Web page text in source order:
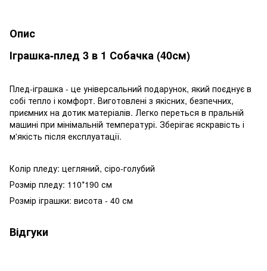
Опис
Іграшка-плед 3 в 1 Собачка (40см)
Плед-іграшка - це універсальний подарунок, який поєднує в
собі тепло і комфорт. Виготовлені з якісних, безпечних,
приємних на дотик матеріалів. Легко переться в пральній
машині при мінімальній температурі. Зберігає яскравість і
м'якість після експлуатації.
Колір пледу: цегляний, сіро-голубий
Розмір пледу: 110*190 см
Розмір іграшки: висота - 40 см
Відгуки